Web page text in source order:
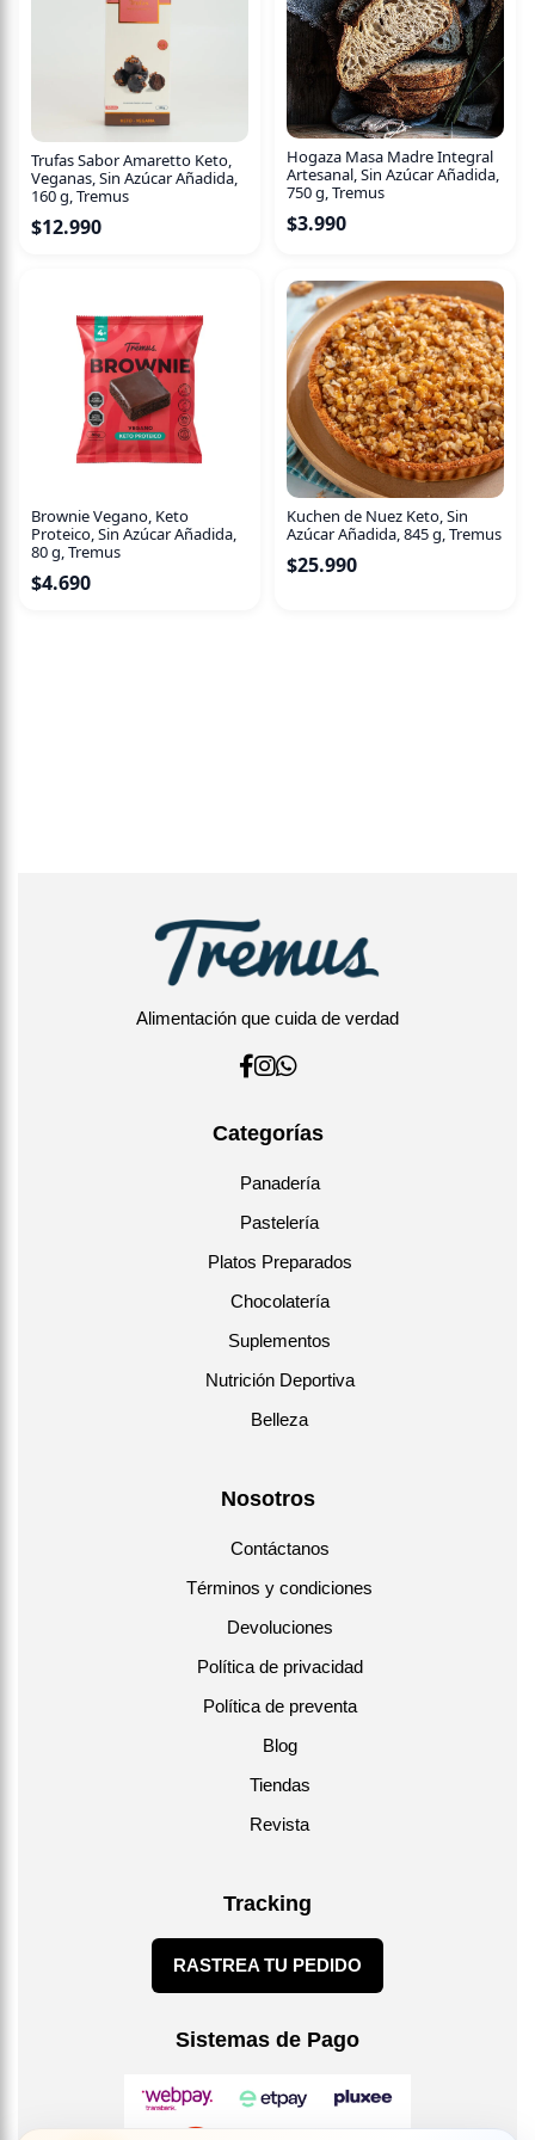
Todo descansa sobre una base de masa sablée de cacao,
crujiente y con un intenso aroma a chocolate que aporta
contraste y profundidad a cada capa.
Perfecto para cerrar una comida especial, acompañar un
café o simplemente regalarse un momento dulce de esos
que reconfortan el alma.
Trufas Sabor Amaretto Keto,
Veganas, Sin Azúcar Añadida,
160 g, Tremus
$12.990
Hogaza Masa Madre Integral
Artesanal, Sin Azúcar Añadida,
750 g, Tremus
$3.990
Brownie Vegano, Keto
Proteico, Sin Azúcar Añadida,
80 g, Tremus
$4.690
Kuchen de Nuez Keto, Sin
Azúcar Añadida, 845 g, Tremus
$25.990
Alimentación que cuida de verdad
Categorías
Panadería
Pastelería
Platos Preparados
Chocolatería
Suplementos
Nutrición Deportiva
Belleza
Nosotros
Contáctanos
Términos y condiciones
Devoluciones
Política de privacidad
Política de preventa
Blog
Tiendas
Revista
Tracking
RASTREA TU PEDIDO
Sistemas de Pago